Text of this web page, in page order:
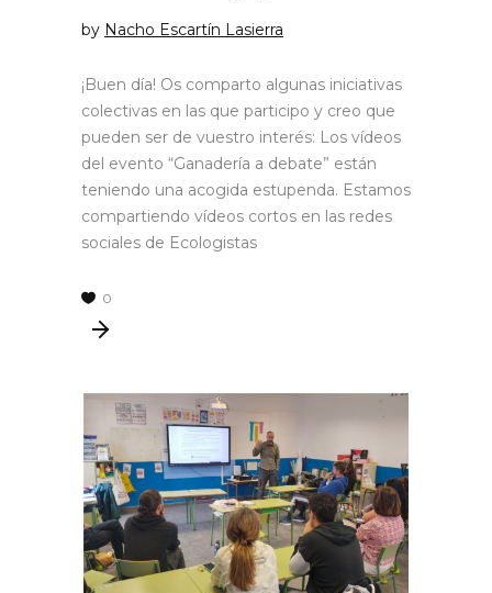
by Nacho Escartín Lasierra
¡Buen día! Os comparto algunas iniciativas
colectivas en las que participo y creo que
pueden ser de vuestro interés: Los vídeos
del evento “Ganadería a debate” están
teniendo una acogida estupenda. Estamos
compartiendo vídeos cortos en las redes
sociales de Ecologistas
0